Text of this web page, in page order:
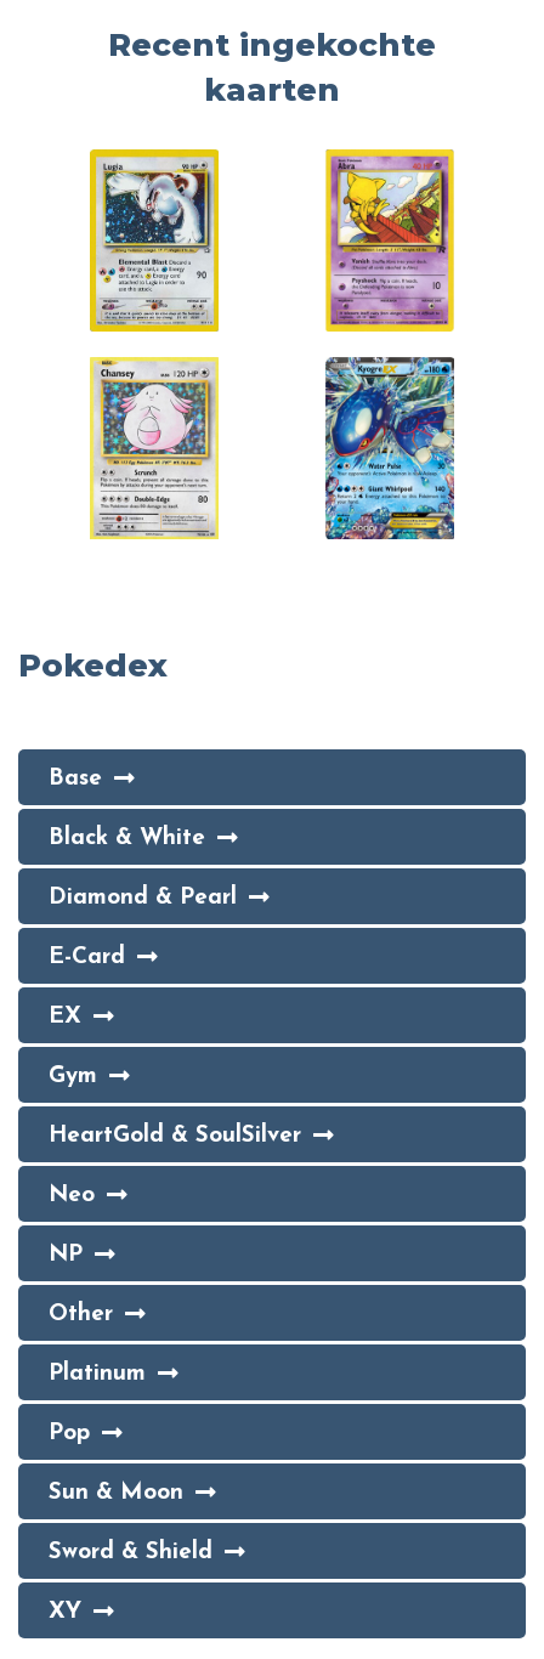
Recent ingekochte
kaarten
Pokedex
Base
Black & White
Diamond & Pearl
E-Card
EX
Gym
HeartGold & SoulSilver
Neo
NP
Other
Platinum
Pop
Sun & Moon
Sword & Shield
XY